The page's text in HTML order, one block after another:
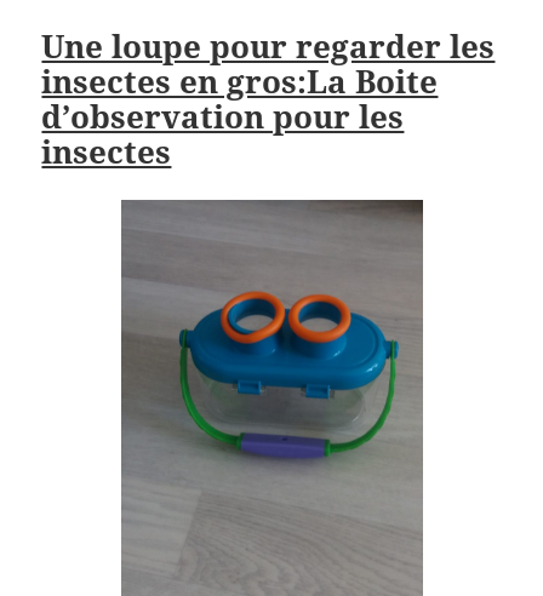
Une loupe pour regarder les
insectes en gros:La Boite
d’observation pour les
insectes